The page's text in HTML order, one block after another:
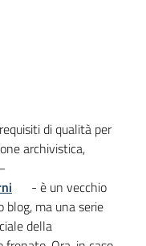
di qualità per
archivistica,
- è un vecchio
blog, ma una serie
della